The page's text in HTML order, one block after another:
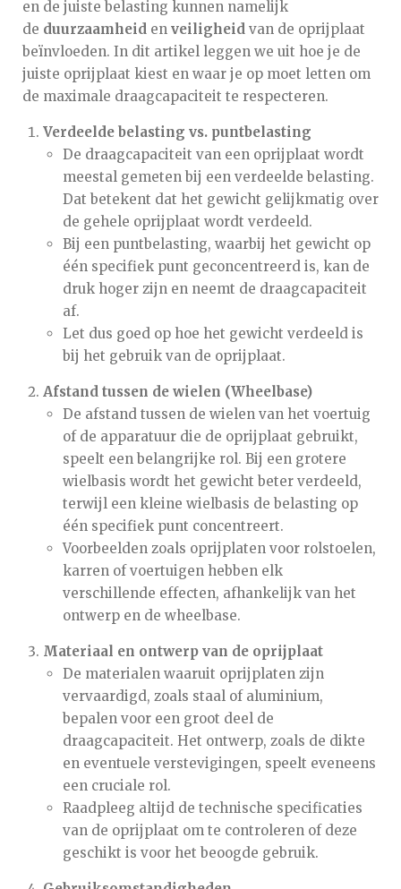
en de juiste belasting kunnen namelijk
de duurzaamheid en veiligheid van de oprijplaat
beïnvloeden. In dit artikel leggen we uit hoe je de
juiste oprijplaat kiest en waar je op moet letten om
de maximale draagcapaciteit te respecteren.
Verdeelde belasting vs. puntbelasting
De draagcapaciteit van een oprijplaat wordt
meestal gemeten bij een verdeelde belasting.
Dat betekent dat het gewicht gelijkmatig over
de gehele oprijplaat wordt verdeeld.
Bij een puntbelasting, waarbij het gewicht op
één specifiek punt geconcentreerd is, kan de
druk hoger zijn en neemt de draagcapaciteit
af.
Let dus goed op hoe het gewicht verdeeld is
bij het gebruik van de oprijplaat.
Afstand tussen de wielen (Wheelbase)
De afstand tussen de wielen van het voertuig
of de apparatuur die de oprijplaat gebruikt,
speelt een belangrijke rol. Bij een grotere
wielbasis wordt het gewicht beter verdeeld,
terwijl een kleine wielbasis de belasting op
één specifiek punt concentreert.
Voorbeelden zoals oprijplaten voor rolstoelen,
karren of voertuigen hebben elk
verschillende effecten, afhankelijk van het
ontwerp en de wheelbase.
Materiaal en ontwerp van de oprijplaat
De materialen waaruit oprijplaten zijn
vervaardigd, zoals staal of aluminium,
bepalen voor een groot deel de
draagcapaciteit. Het ontwerp, zoals de dikte
en eventuele verstevigingen, speelt eveneens
een cruciale rol.
Raadpleeg altijd de technische specificaties
van de oprijplaat om te controleren of deze
geschikt is voor het beoogde gebruik.